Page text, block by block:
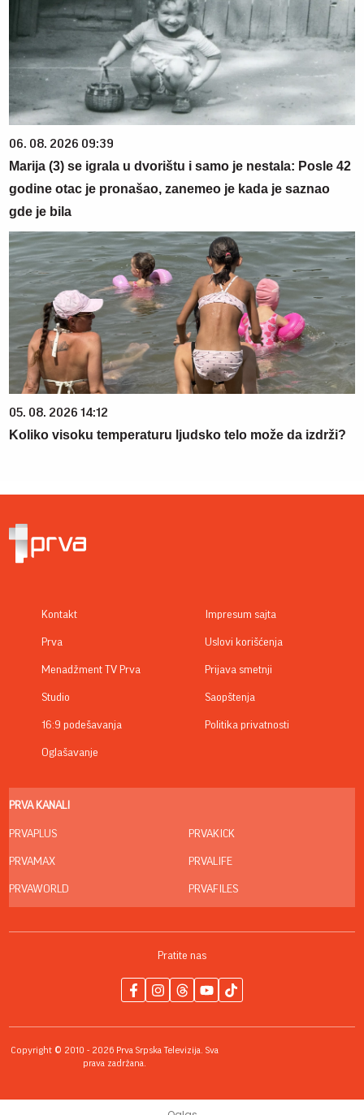
06. 08. 2026 09:39
Marija (3) se igrala u dvorištu i samo je nestala: Posle 42
godine otac je pronašao, zanemeo je kada je saznao
gde je bila
05. 08. 2026 14:12
Koliko visoku temperaturu ljudsko telo može da izdrži?
Kontakt
Prva
Menadžment TV Prva
Studio
16:9 podešavanja
Oglašavanje
Impresum sajta
Uslovi korišćenja
Prijava smetnji
Saopštenja
Politika privatnosti
PRVA KANALI
PRVAPLUS
PRVAMAX
PRVAWORLD
PRVAKICK
PRVALIFE
PRVAFILES
Pratite nas
Copyright © 2010 - 2026 Prva Srpska Televizija. Sva
prava zadržana.